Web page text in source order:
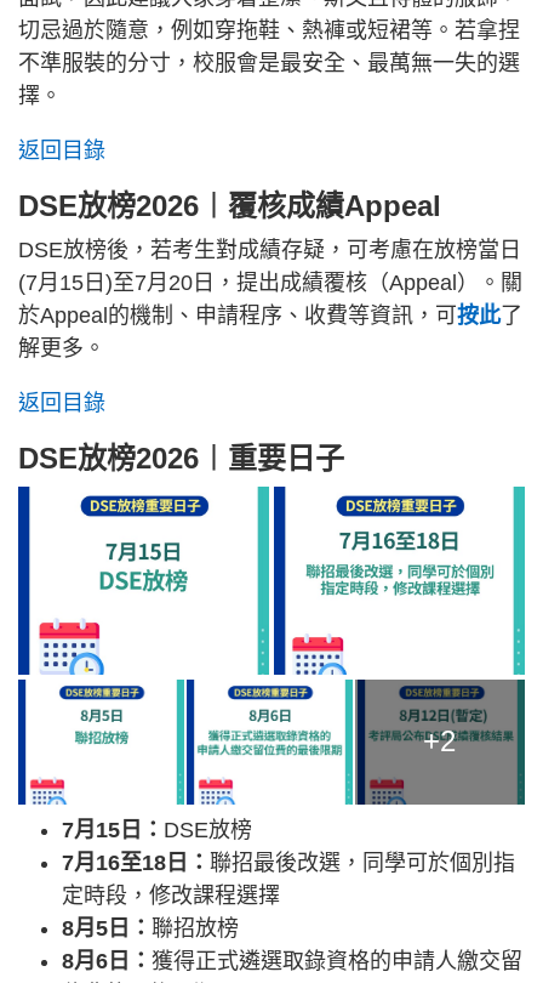
切忌過於隨意，例如穿拖鞋、熱褲或短裙等。若拿捏
不準服裝的分寸，校服會是最安全、最萬無一失的選
擇。
返回目錄
DSE放榜2026︱覆核成績Appeal
DSE放榜後，若考生對成績存疑，可考慮在放榜當日
(7月15日)至7月20日，提出成績覆核（Appeal）。關
於Appeal的機制、申請程序、收費等資訊，可按此了
解更多。
返回目錄
DSE放榜2026︱重要日子
+2
7月15日： DSE放榜
7月16至18日： 聯招最後改選，同學可於個別指
定時段，修改課程選擇
8月5日： 聯招放榜
8月6日： 獲得正式遴選取錄資格的申請人繳交留